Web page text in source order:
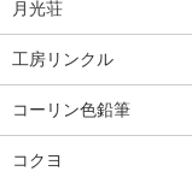
月光荘
工房リンクル
コーリン色鉛筆
コクヨ